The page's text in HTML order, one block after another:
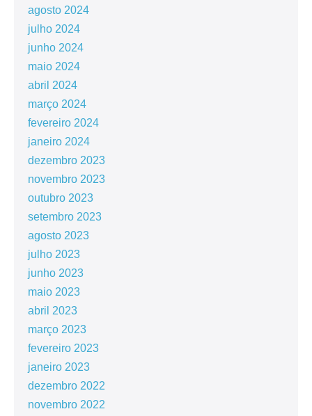
agosto 2024
julho 2024
junho 2024
maio 2024
abril 2024
março 2024
fevereiro 2024
janeiro 2024
dezembro 2023
novembro 2023
outubro 2023
setembro 2023
agosto 2023
julho 2023
junho 2023
maio 2023
abril 2023
março 2023
fevereiro 2023
janeiro 2023
dezembro 2022
novembro 2022